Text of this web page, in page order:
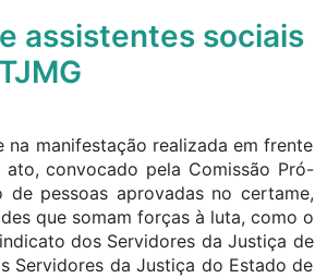
assistentes sociais
na manifestação realizada em frente
convocado pela Comissão Pró-
pessoas aprovadas no certame,
que somam forças à luta, como o
dos Servidores da Justiça de
Servidores da Justiça do Estado de